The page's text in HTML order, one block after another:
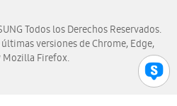
Todos los Derechos Reservados.
versiones de Chrome, Edge,
Mozilla Firefox.